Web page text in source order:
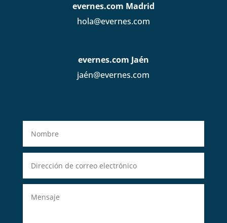
evernes.com Madrid
hola@evernes.com
evernes.com Jaén
jaén@evernes.com